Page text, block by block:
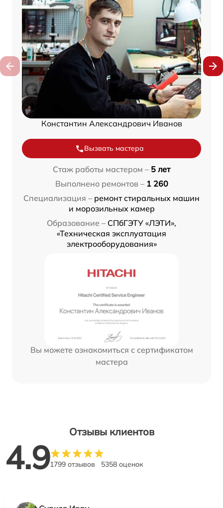
Константин Александрович Иванов
Вызвать мастера
Стаж работы мастером – 5 лет
Выполнено ремонтов – 1 260
Специализация – ремонт стиральных машин
и морозильных камер
Образование – СПбГЭТУ «ЛЭТИ»,
«Техническая эксплуатация
электрооборудования»
Вы можете ознакомиться с сертификатом
мастера
Отзывы клиентов
4.91799 отзывов 5358 оценок